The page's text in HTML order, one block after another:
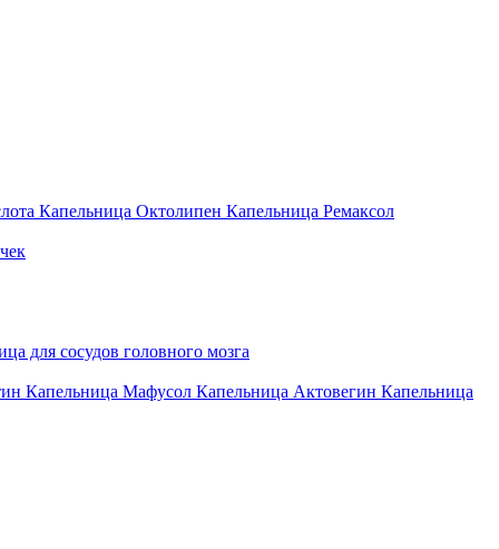
Капельница Октолипен Капельница Ремаксол
для сосудов головного мозга
Капельница Мафусол Капельница Актовегин Капельница